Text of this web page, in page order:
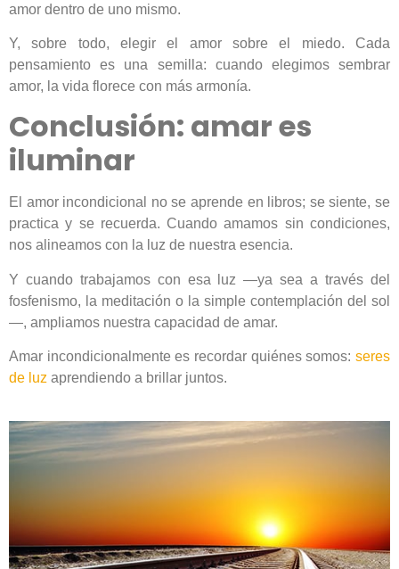
amor dentro de uno mismo.
Y, sobre todo, elegir el amor sobre el miedo. Cada
pensamiento es una semilla: cuando elegimos sembrar
amor, la vida florece con más armonía.
Conclusión: amar es
iluminar
El amor incondicional no se aprende en libros; se siente, se
practica y se recuerda. Cuando amamos sin condiciones,
nos alineamos con la luz de nuestra esencia.
Y cuando trabajamos con esa luz —ya sea a través del
fosfenismo, la meditación o la simple contemplación del sol
—, ampliamos nuestra capacidad de amar.
Amar incondicionalmente es recordar quiénes somos: seres
de luz aprendiendo a brillar juntos.